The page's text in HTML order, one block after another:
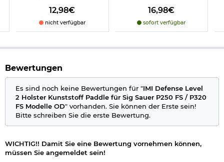
Sig Sauer P320 Full Size (Kaliber 9mm / .40 / .45)
Verantwortliche Person für die EU
12,98€
nicht verfügbar
16,98€
sofort verfügbar
Bewertungen
Es sind noch keine Bewertungen für "IMI Defense Level
2 Holster Kunststoff Paddle für Sig Sauer P250 FS / P320
FS Modelle OD" vorhanden. Sie können der Erste sein!
Bitte schreiben Sie die erste Bewertung.
WICHTIG!! Damit Sie eine Bewertung vornehmen können,
müssen Sie angemeldet sein!